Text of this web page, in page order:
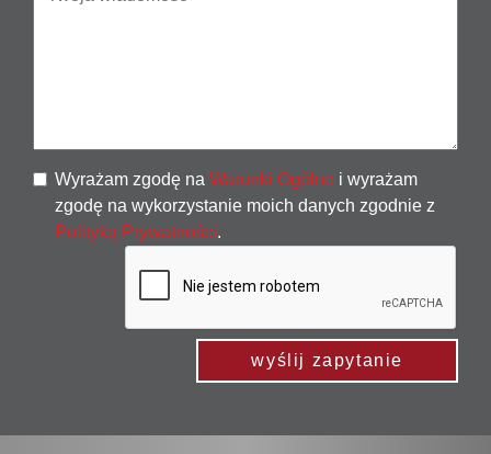
Wyrażam zgodę na Warunki Ogólne i wyrażam
zgodę na wykorzystanie moich danych zgodnie z
Polityką Prywatności.
wyślij zapytanie